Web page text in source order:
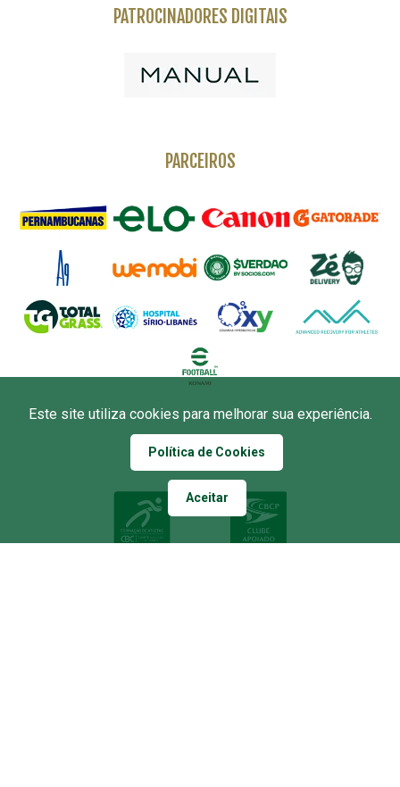
PATROCINADORES DIGITAIS
PARCEIROS
APOIO
Este site utiliza cookies para melhorar sua experiência.
Política de Cookies
Aceitar